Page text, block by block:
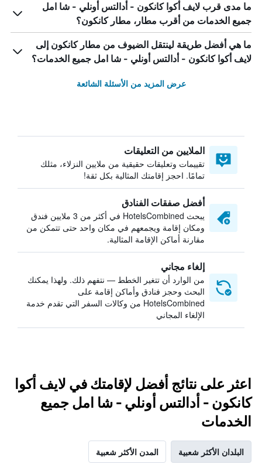
ما مدى قرب لايف أكوا كانكون - أدالتس أونلي - شا امل
جميع الخدمات من أقرب مطار، مطار كانكون؟
ما هي أفضل طريقة لينتقل الضيوف من مطار كانكون إلى
لايف أكوا كانكون - أدالتس أونلي - شا امل جميع الخدمات؟
عرض المزيد من الأسئلة الشائعة
الملايين من التعليقات
تقييمات وتعليقات حقيقية من ملايين النزلاء، مثلك
تمامًا. احجز إقامتك المثالية بكل ثقة!
أفضل صفقات الفنادق
يبحث HotelsCombined في أكثر من 3 ملايين فندق
ومكان إقامة ويجمعهم في مكان واحد حتى تتمكن من
مقارنة أماكن الإقامة المثالية.
إلغاء مجاني
من الوارد أن تتغير الخطط — نتفهم ذلك. ولهذا يمكنك
البحث وحجز فنادق وأماكن إقامة على
HotelsCombined من وكالات السفر التي تقدم خدمة
الإلغاء المجاني
اعثر على نتائج أفضل لإقامتك في لايف أكوا
كانكون - أدالتس أونلي - شا امل جميع
الخدمات
البلدان الأكثر شعبية المدن الأكثر شعبية